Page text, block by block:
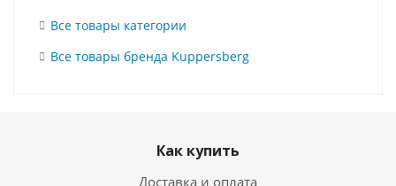
Все товары категории
Все товары бренда Kuppersberg
Как купить
Доставка и оплата